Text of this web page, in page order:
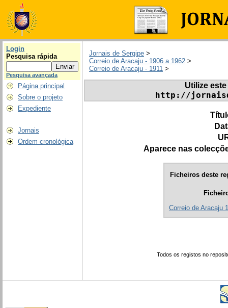
Login
Pesquisa rápida
Pesquisa avançada
Página principal
Sobre o projeto
Expediente
Jornais
Ordem cronológica
Jornais de Sergipe >
Correio de Aracaju - 1906 a 1962 >
Correio de Aracaju - 1911 >
Utilize
http://
Aparece nas
Ficheiros deste
Correio de Aracaju
Todos os registos no